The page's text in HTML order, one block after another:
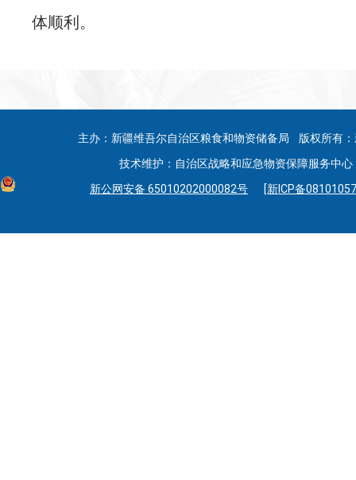
体顺利。
主办：新疆维吾尔自治区粮食和物资储备局 版权所有
技术维护：自治区战略和应急物资保障服务中
新公网安备 65010202000082号
[新ICP备